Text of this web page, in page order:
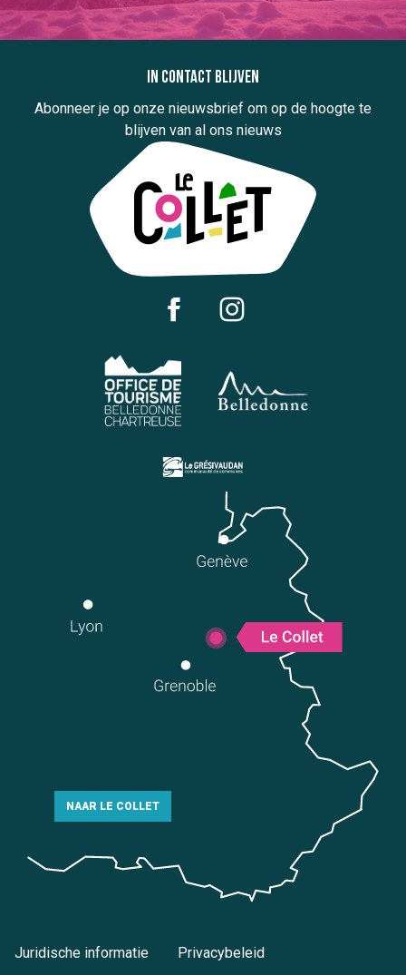
In contact blijven
Abonneer je op onze nieuwsbrief om op de hoogte te
blijven van al ons nieuws
NAAR LE COLLET
Juridische informatie Privacybeleid